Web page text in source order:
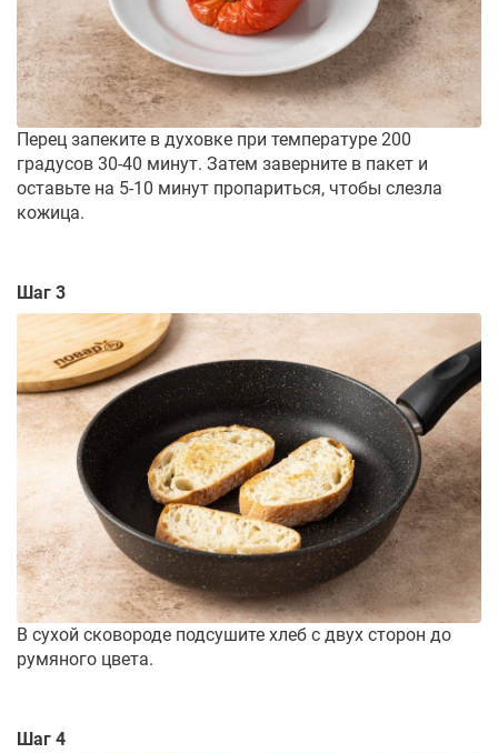
Перец запеките в духовке при температуре 200
градусов 30-40 минут. Затем заверните в пакет и
оставьте на 5-10 минут пропариться, чтобы слезла
кожица.
Шаг 3
В сухой сковороде подсушите хлеб с двух сторон до
румяного цвета.
Шаг 4